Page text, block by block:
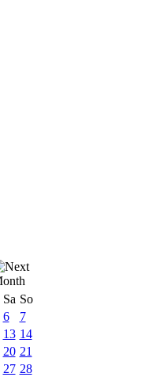
Sa So
6
7
13 14
20 21
27 28